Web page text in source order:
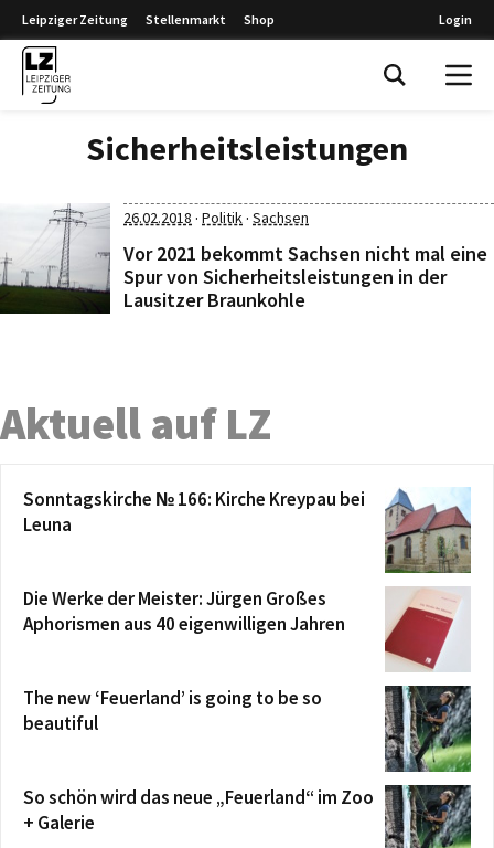
Leipziger Zeitung Stellenmarkt Shop Login
Sicherheitsleistungen
26.02.2018 · Politik· Sachsen
Vor 2021 bekommt Sachsen nicht mal eine
Spur von Sicherheitsleistungen in der
Lausitzer Braunkohle
Aktuell auf LZ
Sonntagskirche № 166: Kirche Kreypau bei
Leuna
Die Werke der Meister: Jürgen Großes
Aphorismen aus 40 eigenwilligen Jahren
The new ‘Feuerland’ is going to be so
beautiful
So schön wird das neue „Feuerland“ im Zoo
+ Galerie